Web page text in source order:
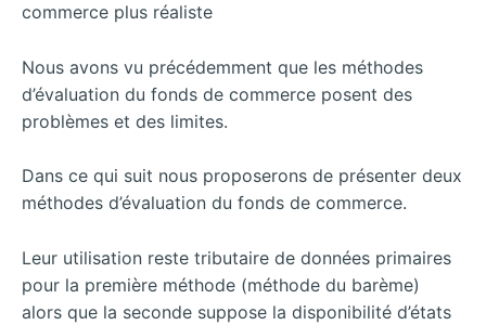
commerce plus réaliste
Nous avons vu précédemment que les méthodes
d’évaluation du fonds de commerce posent des
problèmes et des limites.
Dans ce qui suit nous proposerons de présenter deux
méthodes d’évaluation du fonds de commerce.
Leur utilisation reste tributaire de données primaires
pour la première méthode (méthode du barème)
alors que la seconde suppose la disponibilité d’états